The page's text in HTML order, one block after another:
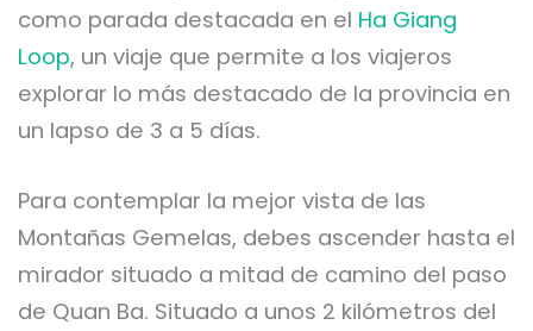
como parada destacada en el Ha Giang
Loop, un viaje que permite a los viajeros
explorar lo más destacado de la provincia en
un lapso de 3 a 5 días.
Para contemplar la mejor vista de las
Montañas Gemelas, debes ascender hasta el
mirador situado a mitad de camino del paso
de Quan Ba. Situado a unos 2 kilómetros del